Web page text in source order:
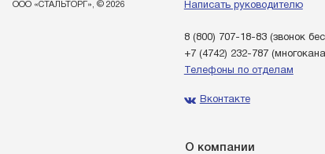
ООО «СТАЛЬТОРГ», © 2026
Написать руководителю
8 (800) 707-18-83(звонок
+7 (4742) 232-787
Телефоны по отделам
Вконтакте
О компании